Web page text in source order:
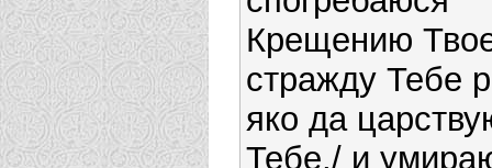
Крещению
стражду Тебе
яко да
Тебе,/ и